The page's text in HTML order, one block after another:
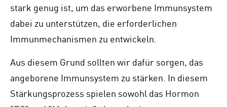
stark genug ist, um das erworbene Immunsystem
dabei zu unterstützen, die erforderlichen
Immunmechanismen zu entwickeln.
Aus diesem Grund sollten wir dafür sorgen, das
angeborene Immunsystem zu stärken. In diesem
Stärkungsprozess spielen sowohl das Hormon